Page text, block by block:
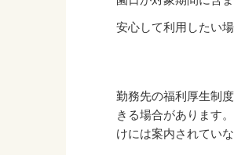
安心して利用したい
勤務先の福利厚生制
きる場合があります
けには案内されてい